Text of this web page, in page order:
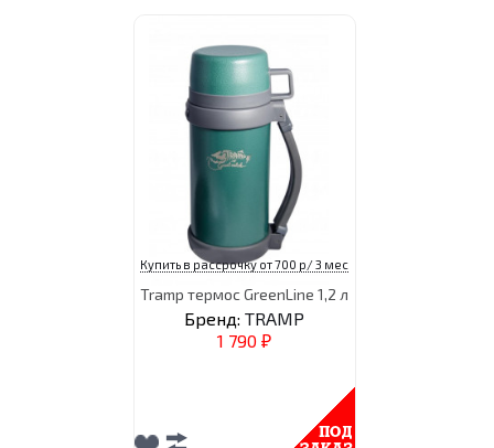
Купить в рассрочку от 700 р/ 3 мес
Tramp термос GreenLine 1,2 л
Бренд: TRAMP
1 790 ₽